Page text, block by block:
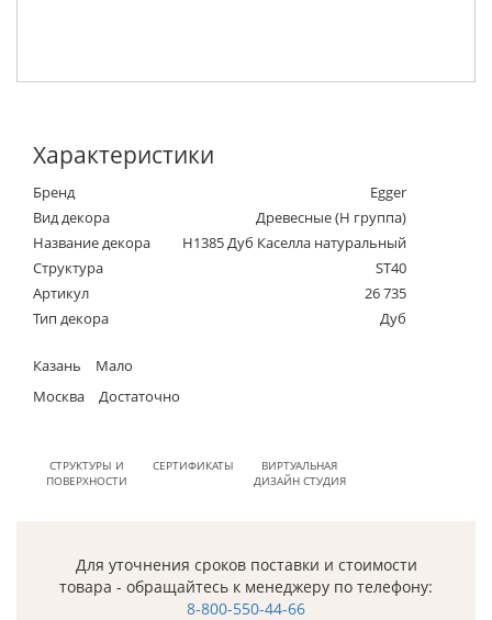
Характеристики
Бренд
Egger
Вид декора
Древесные (Н группа)
Название декора
H1385 Дуб Каселла натуральный
Структура
ST40
Артикул
26 735
Тип декора
Дуб
Казань
Мало
Москва
Достаточно
СТРУКТУРЫ И
ПОВЕРХНОСТИ
СЕРТИФИКАТЫ
ВИРТУАЛЬНАЯ
ДИЗАЙН СТУДИЯ
Для уточнения сроков поставки и стоимости
товара - обращайтесь к менеджеру по телефону:
8-800-550-44-66